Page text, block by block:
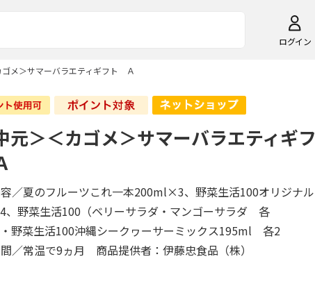
ログイン
ゴメ＞サマーバラエティギフト Ａ
元＞＜カゴメ＞サマーバラエティギフ
／夏のフルーツこれ一本200ml×3、野菜生活100オリジナル
野菜生活100（ベリーサラダ・マンゴーサラダ 各
野菜生活100沖縄シークヮーサーミックス195ml 各2
／常温で9ヵ月 商品提供者：伊藤忠食品（株）